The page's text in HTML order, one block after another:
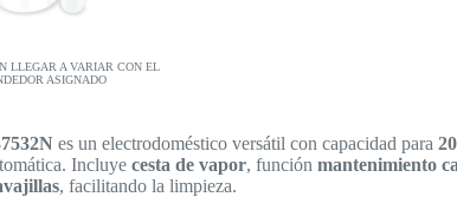
LLEGAR A VARIAR CON EL
ASIGNADO
es un electrodoméstico versátil con capacidad para
Incluye cesta de vapor, función mantenimiento
, facilitando la limpieza.